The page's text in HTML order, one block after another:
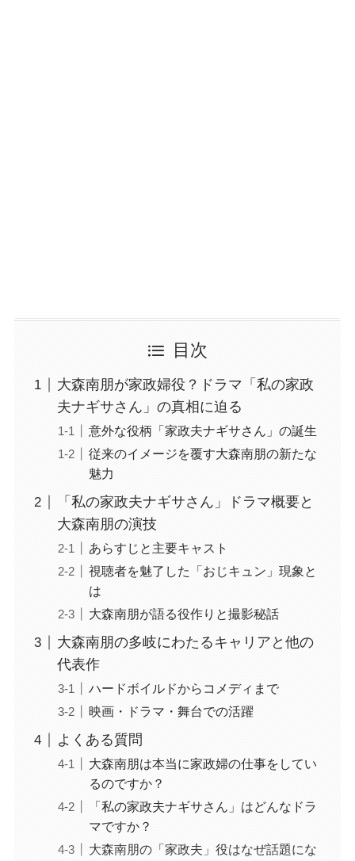
目次
大森南朋が家政婦役？ドラマ「私の家政
夫ナギサさん」の真相に迫る
意外な役柄「家政夫ナギサさん」の誕生
従来のイメージを覆す大森南朋の新たな
魅力
「私の家政夫ナギサさん」ドラマ概要と
大森南朋の演技
あらすじと主要キャスト
視聴者を魅了した「おじキュン」現象と
は
大森南朋が語る役作りと撮影秘話
大森南朋の多岐にわたるキャリアと他の
代表作
ハードボイルドからコメディまで
映画・ドラマ・舞台での活躍
よくある質問
大森南朋は本当に家政婦の仕事をしてい
るのですか？
「私の家政夫ナギサさん」はどんなドラ
マですか？
大森南朋の「家政夫」役はなぜ話題にな